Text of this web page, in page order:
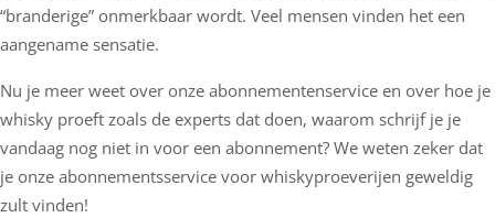
“branderige” onmerkbaar wordt. Veel mensen vinden het een
aangename sensatie.
Nu je meer weet over onze abonnementenservice en over hoe je
whisky proeft zoals de experts dat doen, waarom schrijf je je
vandaag nog niet in voor een abonnement? We weten zeker dat
je onze abonnementsservice voor whiskyproeverijen geweldig
zult vinden!